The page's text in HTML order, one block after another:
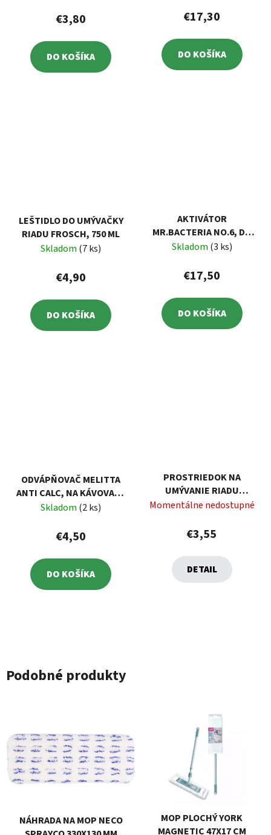
€3,80
DO KOŠÍKA
€17,30
DO KOŠÍKA
LEŠTIDLO DO UMÝVAČKY
RIADU FROSCH, 750 ML
Skladom (7 ks)
€4,90
DO KOŠÍKA
AKTIVÁTOR
MR.BACTERIA NO.6, DO
LATRÍNY, 500 G
Skladom (3 ks)
€17,50
DO KOŠÍKA
ODVÁPŇOVAČ MELITTA
ANTI CALC, NA KÁVOVARY
A KANVICE, TEKUTÝ, 250
Skladom (2 ks)
€4,50
DO KOŠÍKA
PROSTRIEDOK NA
UMÝVANIE RIADU
FROSCH, MANDĽOVÉ
Momentálne nedostupné
€3,55
DETAIL
Podobné produkty
NÁHRADA NA MOP NECO
MOP PLOCHÝ YORK
MAGNETIC 47X17 CM